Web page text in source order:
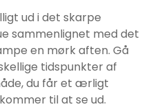
ud i det skarpe
sammenlignet med det
en mørk aften. Gå
tidspunkter af
du får et ærligt
til at se ud.